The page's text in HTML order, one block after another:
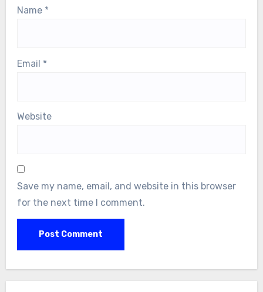
Name *
Email *
Website
Save my name, email, and website in this browser
for the next time I comment.